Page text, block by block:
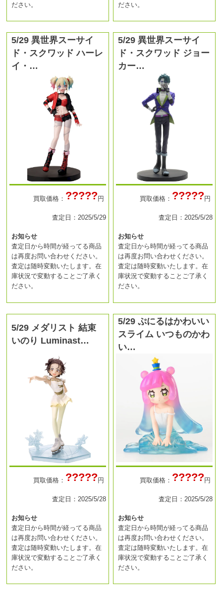
ださい。
ださい。
5/29 異世界スーサイ
ド・スクワッド ハーレ
イ・…
買取価格： ?????円
査定日：2025/5/29
お知らせ
査定日から時間が経ってる商品
は再度お問い合わせください。
査定は随時変動いたします。在
庫状況で変動することご了承く
ださい。
5/29 異世界スーサイ
ド・スクワッド ジョー
カー…
買取価格： ?????円
査定日：2025/5/28
お知らせ
査定日から時間が経ってる商品
は再度お問い合わせください。
査定は随時変動いたします。在
庫状況で変動することご了承く
ださい。
5/29 メダリスト 結束
いのり Luminast…
買取価格： ?????円
査定日：2025/5/28
お知らせ
査定日から時間が経ってる商品
は再度お問い合わせください。
査定は随時変動いたします。在
庫状況で変動することご了承く
ださい。
5/29 ぷにるはかわいい
スライム いつものかわ
い…
買取価格： ?????円
査定日：2025/5/28
お知らせ
査定日から時間が経ってる商品
は再度お問い合わせください。
査定は随時変動いたします。在
庫状況で変動することご了承く
ださい。